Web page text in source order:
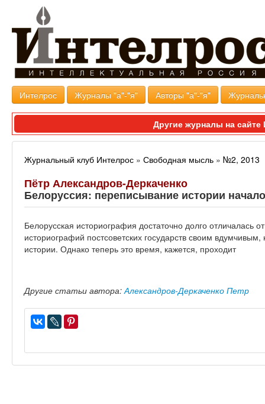
Интелрос Журналы "а"-"я" Авторы "а"-"я"
Другие журналы на
Журнальный клуб Интелрос » Свободная мысль » №2, 2013
Пётр Александров-Деркаченко
Белоруссия: переписывание истории
Белорусская историография достаточно долго отличалась
историографий постсоветских государств своим
истории. Однако теперь это время, кажется, проходит
Другие статьи автора:Александров-Деркаченко Петр